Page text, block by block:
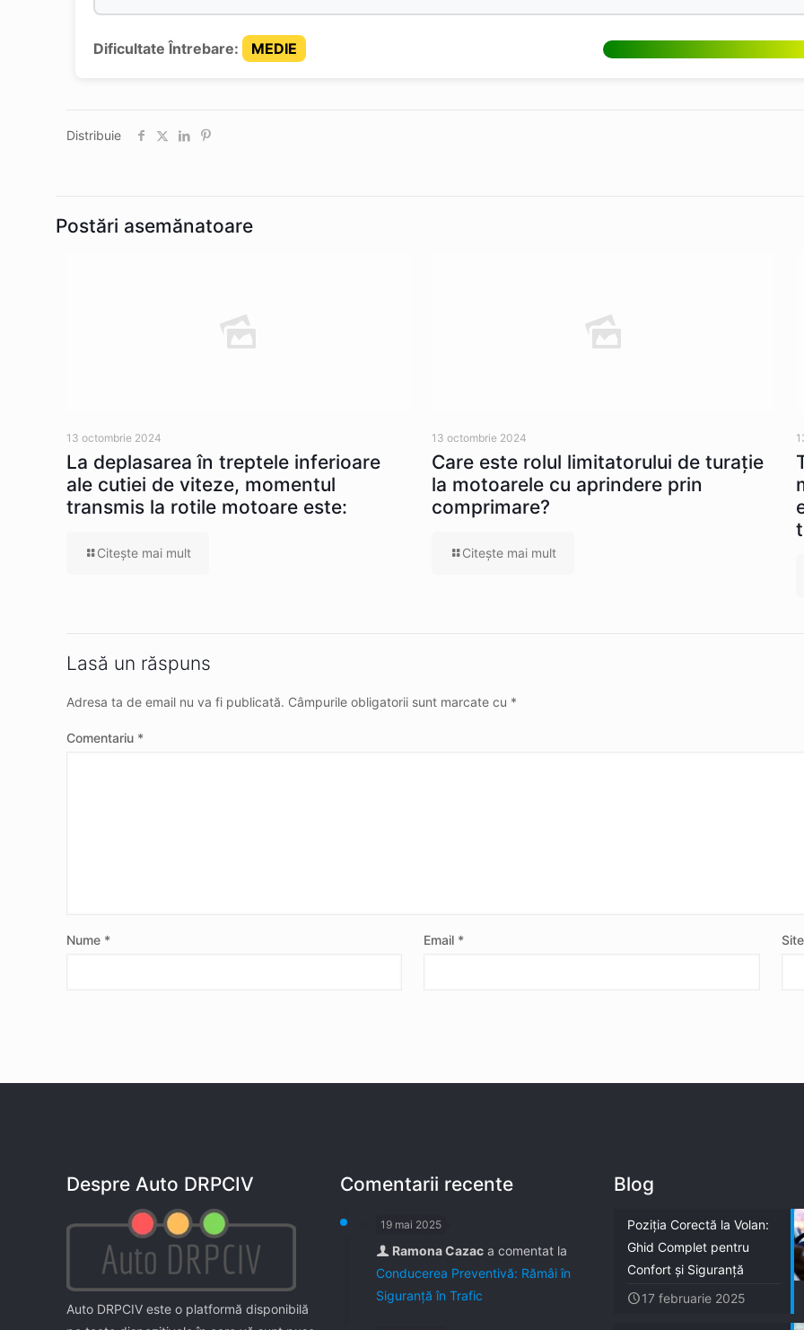
Dificultate Întrebare: MEDIE
Distribuie
Postări asemănatoare
13 octombrie 2024
La deplasarea în treptele inferioare
ale cutiei de viteze, momentul
transmis la rotile motoare este:
Citeşte mai mult
13 octombrie 2024
Care este rolul limitatorului de turație
la motoarele cu aprindere prin
comprimare?
Citeşte mai mult
Lasă un răspuns
Adresa ta de email nu va fi publicată. Câmpurile obligatorii sunt marcate cu *
Comentariu *
Nume * Email *
Despre Auto DRPCIV
Auto DRPCIV este o platformă disponibilă
Comentarii recente
19 mai 2025
Ramona Cazac a comentat la
Conducerea Preventivă: Rămâi în
Siguranță în Trafic
Blog
Poziția Corectă la Volan:
Ghid Complet pentru
Confort și Siguranță
17 februarie 2025